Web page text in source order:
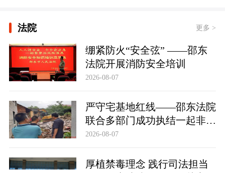
法院 更多 >
绷紧防火“安全弦” ——邵东
法院开展消防安全培训
2026-08-07
严守宅基地红线——邵东法院
联合多部门成功执结一起非法
占用宅基地行政处罚案
2026-08-07
厚植禁毒理念 践行司法担当